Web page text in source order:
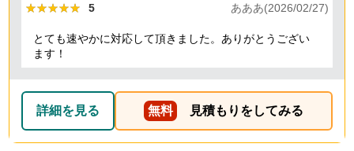
★★★★★
★★★★★ 5 あああ(2026/02/27)
とても速やかに対応して頂きました。ありがとうござい
ます！
詳細を見る 無料 見積もりをしてみる